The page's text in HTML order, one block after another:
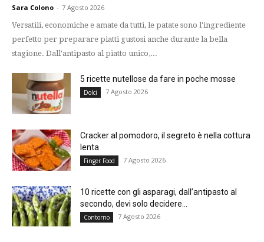
Sara Colono - 7 Agosto 2026
Versatili, economiche e amate da tutti, le patate sono l'ingrediente
perfetto per preparare piatti gustosi anche durante la bella
stagione. Dall'antipasto al piatto unico,...
5 ricette nutellose da fare in poche mosse
Dolci 7 Agosto 2026
Cracker al pomodoro, il segreto è nella cottura
lenta
Finger Food 7 Agosto 2026
10 ricette con gli asparagi, dall’antipasto al
secondo, devi solo decidere...
Contorno 7 Agosto 2026